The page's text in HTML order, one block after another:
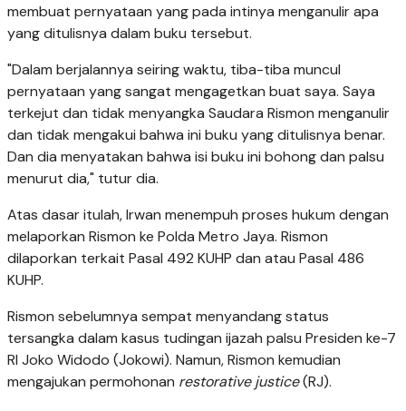
membuat pernyataan yang pada intinya menganulir apa
yang ditulisnya dalam buku tersebut.
"Dalam berjalannya seiring waktu, tiba-tiba muncul
pernyataan yang sangat mengagetkan buat saya. Saya
terkejut dan tidak menyangka Saudara Rismon menganulir
dan tidak mengakui bahwa ini buku yang ditulisnya benar.
Dan dia menyatakan bahwa isi buku ini bohong dan palsu
menurut dia," tutur dia.
Atas dasar itulah, Irwan menempuh proses hukum dengan
melaporkan Rismon ke Polda Metro Jaya. Rismon
dilaporkan terkait Pasal 492 KUHP dan atau Pasal 486
KUHP.
Rismon sebelumnya sempat menyandang status
tersangka dalam kasus tudingan ijazah palsu Presiden ke-7
RI Joko Widodo (Jokowi). Namun, Rismon kemudian
mengajukan permohonan restorative justice(RJ).